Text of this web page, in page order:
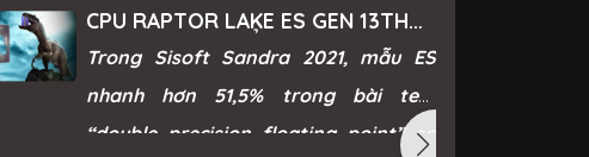
CPU RAPTOR LAKE ES GEN 13TH
CỦA INTEL LỘ ĐIỂM BENCHMARK
ĐÁNG KINH NGẠC
Trong Sisoft Sandra 2021, mẫu ES
nhanh hơn 51,5% trong bài test
“double precision floating point” so